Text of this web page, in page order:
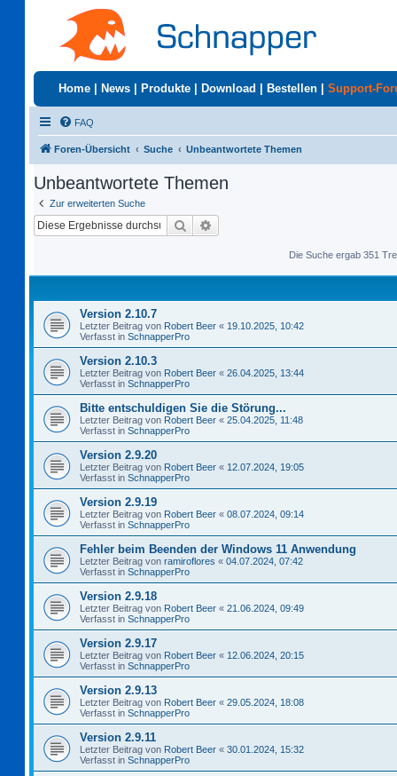
Home News Produkte Download Bestellen Support-
FAQ
Foren-Übersicht Suche Unbeantwortete Themen
Unbeantwortete Themen
Zur erweiterten Suche
Suche
Die Suche ergab 351
Version 2.10.7
Letzter Beitrag von Robert Beer « 19.10.2025, 10:42
Verfasst in SchnapperPro
Version 2.10.3
Letzter Beitrag von Robert Beer « 26.04.2025, 13:44
Verfasst in SchnapperPro
Bitte entschuldigen Sie die Störung...
Letzter Beitrag von Robert Beer « 25.04.2025, 11:48
Verfasst in SchnapperPro
Version 2.9.20
Letzter Beitrag von Robert Beer « 12.07.2024, 19:05
Verfasst in SchnapperPro
Version 2.9.19
Letzter Beitrag von Robert Beer « 08.07.2024, 09:14
Verfasst in SchnapperPro
Fehler beim Beenden der Windows 11 Anwendung
Letzter Beitrag von ramiroflores « 04.07.2024, 07:42
Verfasst in SchnapperPro
Version 2.9.18
Letzter Beitrag von Robert Beer « 21.06.2024, 09:49
Verfasst in SchnapperPro
Version 2.9.17
Letzter Beitrag von Robert Beer « 12.06.2024, 20:15
Verfasst in SchnapperPro
Version 2.9.13
Letzter Beitrag von Robert Beer « 29.05.2024, 18:08
Verfasst in SchnapperPro
Version 2.9.11
Letzter Beitrag von Robert Beer « 30.01.2024, 15:32
Verfasst in SchnapperPro